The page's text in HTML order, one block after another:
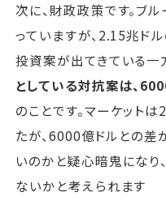
次に、財政政策です。ブ
っていますが、2.15兆ド
投資案が出てきている一
としている対抗案は、
のことです。マーケット
たが、6000億ドルとの差
いのかと疑心暗鬼になり
ないかと考えられます